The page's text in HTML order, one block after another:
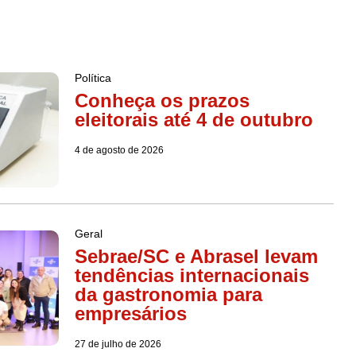
Política
Conheça os prazos
eleitorais até 4 de outubro
4 de agosto de 2026
Geral
Sebrae/SC e Abrasel levam
tendências internacionais
da gastronomia para
empresários
27 de julho de 2026